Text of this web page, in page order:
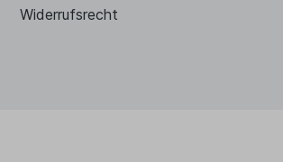
Widerrufsrecht